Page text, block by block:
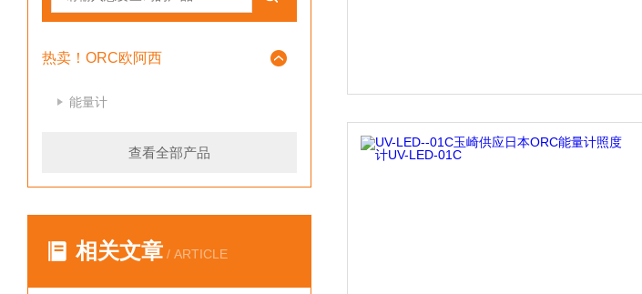
热卖！ORC欧阿西
能量计
查看全部产品
相关文章 / ARTICLE